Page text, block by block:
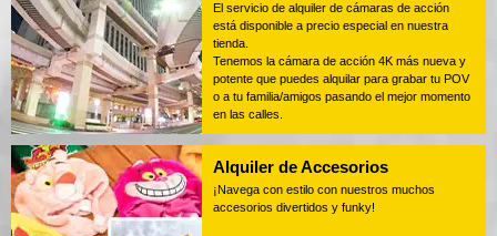
El servicio de alquiler de cámaras de acción
está disponible a precio especial en nuestra
tienda.
Tenemos la cámara de acción 4K más nueva y
potente que puedes alquilar para grabar tu POV
o a tu familia/amigos pasando el mejor momento
en las calles.
Alquiler de Accesorios
¡Navega con estilo con nuestros muchos
accesorios divertidos y funky!